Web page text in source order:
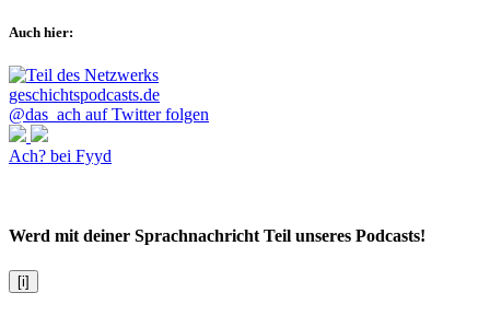
Auch hier:
@das_ach auf Twitter folgen
Ach? bei Fyyd
Werd mit deiner Sprachnachricht Teil unseres Podcasts!
[i]